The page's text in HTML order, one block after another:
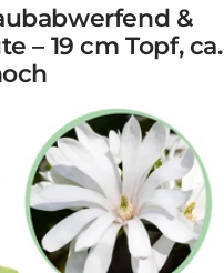
&
– 19 cm Topf, ca.